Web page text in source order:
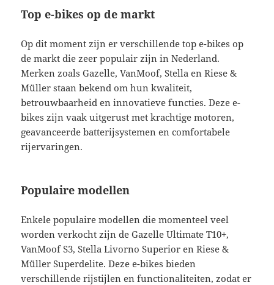
Top e-bikes op de markt
Op dit moment zijn er verschillende top e-bikes op
de markt die zeer populair zijn in Nederland.
Merken zoals Gazelle, VanMoof, Stella en Riese &
Müller staan bekend om hun kwaliteit,
betrouwbaarheid en innovatieve functies. Deze e-
bikes zijn vaak uitgerust met krachtige motoren,
geavanceerde batterijsystemen en comfortabele
rijervaringen.
Populaire modellen
Enkele populaire modellen die momenteel veel
worden verkocht zijn de Gazelle Ultimate T10+,
VanMoof S3, Stella Livorno Superior en Riese &
Müller Superdelite. Deze e-bikes bieden
verschillende rijstijlen en functionaliteiten, zodat er